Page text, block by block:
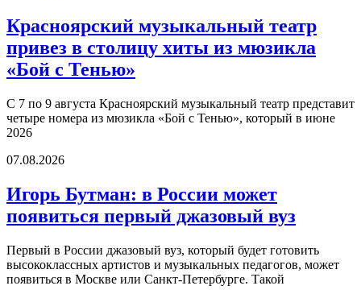
Красноярский музыкальный театр
привез в столицу хиты из мюзикла
«Бой с Тенью»
С 7 по 9 августа Красноярский музыкальный театр представит
четыре номера из мюзикла «Бой с Тенью», который в июне
2026
07.08.2026
Игорь Бутман: в России может
появиться первый джазовый вуз
Первый в России джазовый вуз, который будет готовить
высококлассных артистов и музыкальных педагогов, может
появиться в Москве или Санкт-Петербурге. Такой